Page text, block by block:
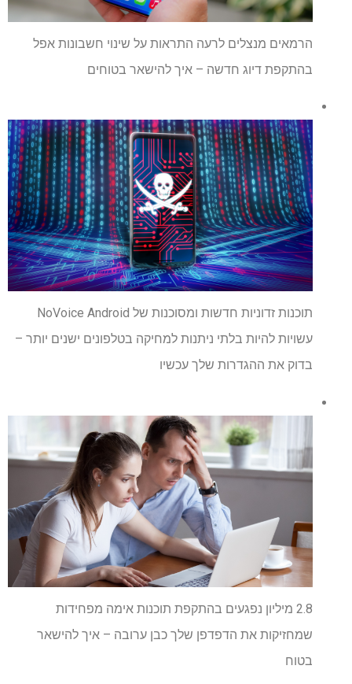
הרמאים מנצלים לרעה התראות על שינוי חשבונות אפל
בהתקפת דיוג חדשה – איך להישאר בטוחים
תוכנות זדוניות חדשות ומסוכנות של NoVoice Android
עשויות להיות בלתי ניתנות למחיקה בטלפונים ישנים יותר –
בדוק את ההגדרות שלך עכשיו
2.8 מיליון נפגעים בהתקפת תוכנות אימה מפחידות
שמחזיקות את הדפדפן שלך כבן ערובה – איך להישאר
בטוח